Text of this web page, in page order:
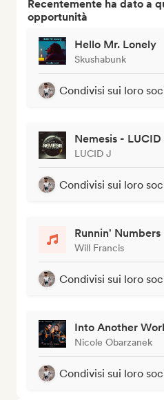
Recentemente ha dato a
opportunità
Hello Mr. Lonely
Skushabunk
Condivisi sui loro
Nemesis -
LUCID J
Condivisi sui loro
Runnin' Numbers
Will Francis
Condivisi sui loro
Into Another
Nicole Obarzanek
Condivisi sui loro